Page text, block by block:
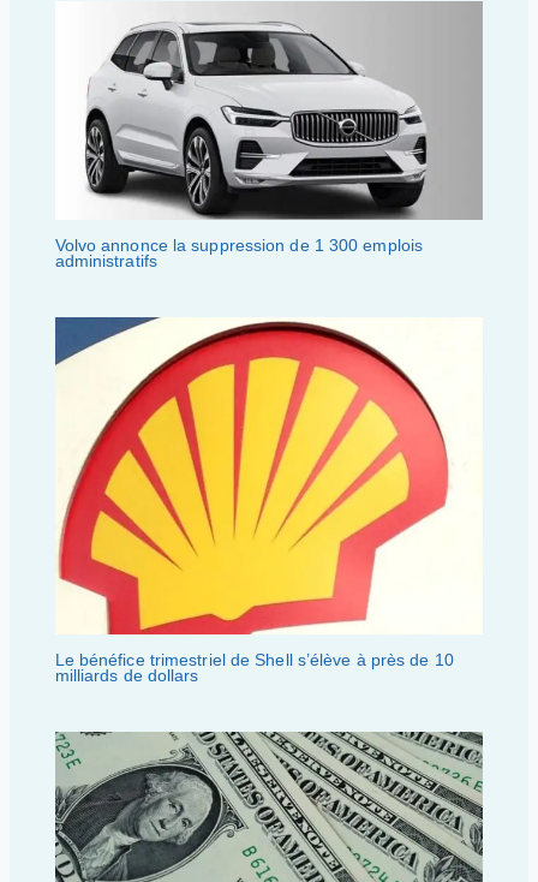
Volvo annonce la suppression de 1 300 emplois
administratifs
Le bénéfice trimestriel de Shell s’élève à près de 10
milliards de dollars